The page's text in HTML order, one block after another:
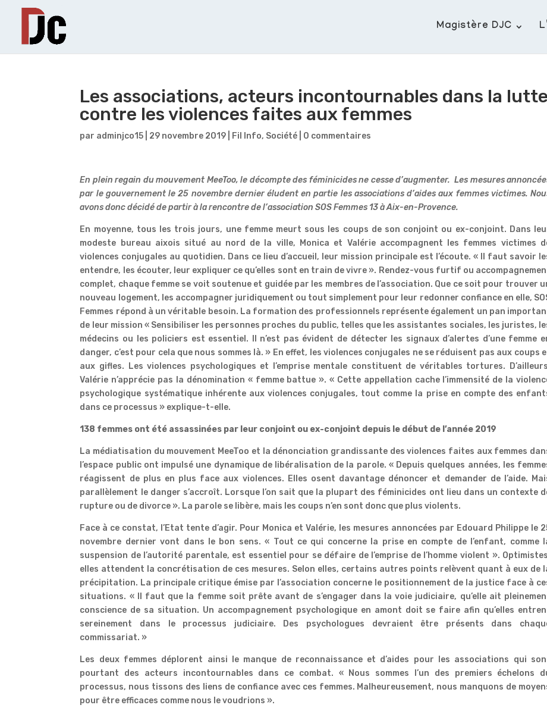
Magistère DJC
Les associations, acteurs incontournables dans la lutte
contre les violences faites aux femmes
par adminjco15 29 novembre 2019 Fil Info, Société 0 commentaires
En plein regain du mouvement MeeToo, le décompte des féminicides ne cesse d’augmenter. Les mesures
par le gouvernement le 25 novembre dernier éludent en partie les associations d’aides aux femmes victimes.
avons donc décidé de partir à la rencontre de l’association SOS Femmes 13 à Aix-en-Provence.
En moyenne, tous les trois jours, une femme meurt sous les coups de son conjoint ou ex-conjoint. Dans
modeste bureau aixois situé au nord de la ville, Monica et Valérie accompagnent les femmes victimes
violences conjugales au quotidien. Dans ce lieu d’accueil, leur mission principale est l’écoute. « Il faut savoir
entendre, les écouter, leur expliquer ce qu’elles sont en train de vivre ». Rendez-vous furtif ou
complet, chaque femme se voit soutenue et guidée par les membres de l’association. Que ce soit pour trouver
nouveau logement, les accompagner juridiquement ou tout simplement pour leur redonner confiance en elle,
Femmes répond à un véritable besoin. La formation des professionnels représente également un pan
de leur mission « Sensibiliser les personnes proches du public, telles que les assistantes sociales, les juristes,
médecins ou les policiers est essentiel. Il n’est pas évident de détecter les signaux d’alertes d’une femme
danger, c’est pour cela que nous sommes là. » En effet, les violences conjugales ne se réduisent pas aux coups
aux gifles. Les violences psychologiques et l’emprise mentale constituent de véritables tortures.
Valérie n’apprécie pas la dénomination « femme battue ». « Cette appellation cache l’immensité de la
psychologique systématique inhérente aux violences conjugales, tout comme la prise en compte des
dans ce processus » explique-t-elle.
138 femmes ont été assassinées par leur conjoint ou ex-conjoint depuis le début de l’année 2019
La médiatisation du mouvement MeeToo et la dénonciation grandissante des violences faites aux femmes
l’espace public ont impulsé une dynamique de libéralisation de la parole. « Depuis quelques années, les
réagissent de plus en plus face aux violences. Elles osent davantage dénoncer et demander de l’aide.
parallèlement le danger s’accroît. Lorsque l’on sait que la plupart des féminicides ont lieu dans un contexte
rupture ou de divorce ». La parole se libère, mais les coups n’en sont donc que plus violents.
Face à ce constat, l’Etat tente d’agir. Pour Monica et Valérie, les mesures annoncées par Edouard Philippe le
novembre dernier vont dans le bon sens. « Tout ce qui concerne la prise en compte de l’enfant, comme
suspension de l’autorité parentale, est essentiel pour se défaire de l’emprise de l’homme violent ».
elles attendent la concrétisation de ces mesures. Selon elles, certains autres points relèvent quant à eux de
précipitation. La principale critique émise par l’association concerne le positionnement de la justice face à
situations. « Il faut que la femme soit prête avant de s’engager dans la voie judiciaire, qu’elle ait
conscience de sa situation. Un accompagnement psychologique en amont doit se faire afin qu’elles
sereinement dans le processus judiciaire. Des psychologues devraient être présents dans
commissariat. »
Les deux femmes déplorent ainsi le manque de reconnaissance et d’aides pour les associations qui
pourtant des acteurs incontournables dans ce combat. « Nous sommes l’un des premiers échelons
processus, nous tissons des liens de confiance avec ces femmes. Malheureusement, nous manquons de
pour être efficaces comme nous le voudrions ».